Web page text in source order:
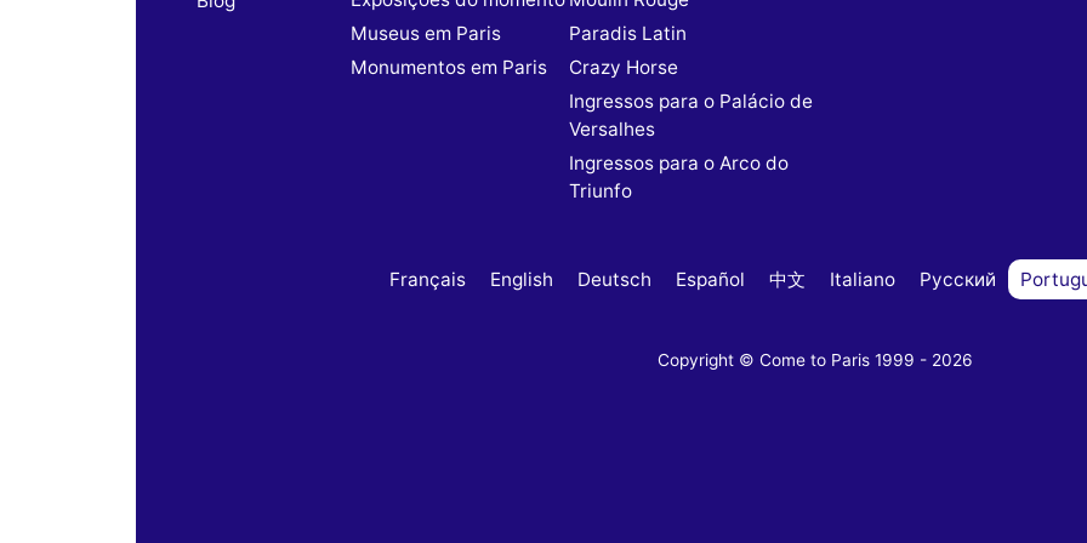
Museus em Paris
Monumentos em Paris
Paradis Latin
Crazy Horse
Ingressos para o Palácio de
Versalhes
Ingressos para o Arco do
Triunfo
Français English Deutsch Español 中文 Italiano Русский
Copyright © Come to Paris 1999 - 2026